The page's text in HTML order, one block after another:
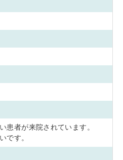
患者が来院されています。
です。